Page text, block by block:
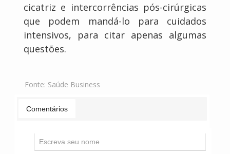
cicatriz e intercorrências pós-cirúrgicas
que podem mandá-lo para cuidados
intensivos, para citar apenas algumas
questões.
Fonte: Saúde Business
Comentários